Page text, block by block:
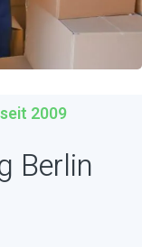
2009
Berlin